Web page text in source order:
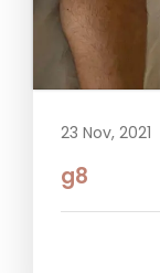
23 Nov, 2021
g8